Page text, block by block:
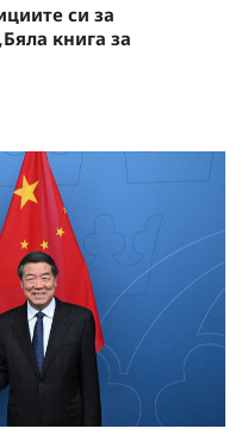
си за
книга за